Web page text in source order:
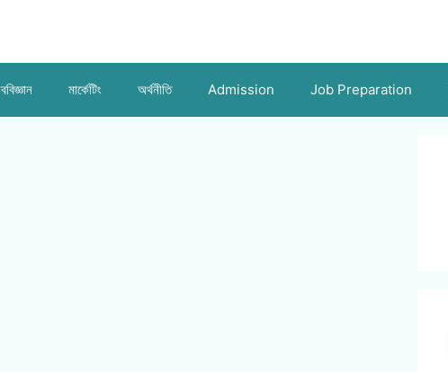
মার্কেটিং অর্থনীতি Admission Job Preparation